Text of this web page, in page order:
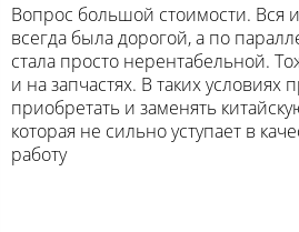
Вопрос большой стоимости. Вся
всегда была дорогой, а по
стала просто нерентабельной.
и на запчастях. В таких
приобретать и заменять
которая не сильно уступает в
работу